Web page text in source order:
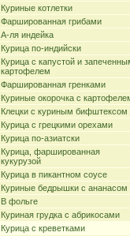
Куриные котлетки
Фаршированная грибами
А-ля индейка
Курица по-индийски
Курица с капустой и
картофелем
Фаршированная гренками
Куриные окорочка с
Клецки с куриным бифштексом
Курица с грецкими орехами
Курица по-азиатски
Курица, фаршированная
кукурузой
Курица в пикантном соусе
Куриные бедрышки с ананасом
В фольге
Куриная грудка с абрикосами
Курица с креветками